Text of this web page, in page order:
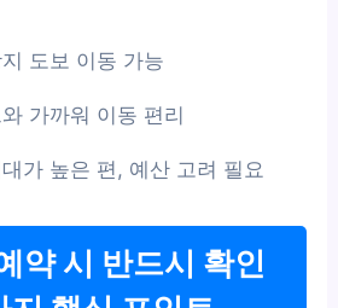
도보 이동 가능
가까워 이동 편리
가 높은 편, 예산 고려 필요
약 시 반드시 확인